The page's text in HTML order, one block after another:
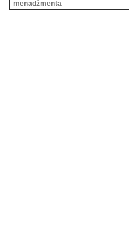
menadžmenta